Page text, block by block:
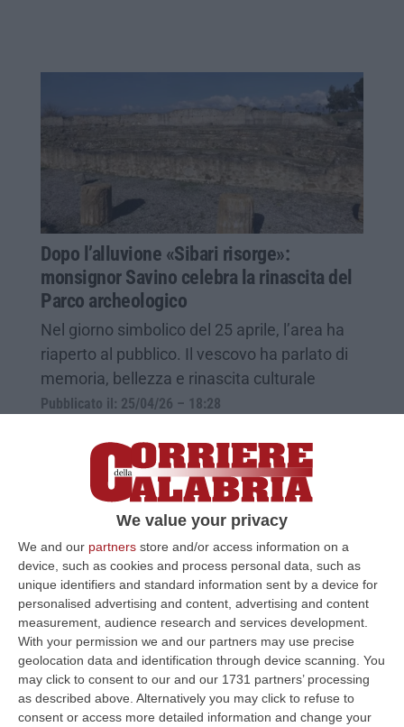
We value your privacy
We and our partners store and/or access information on a
device, such as cookies and process personal data, such as
unique identifiers and standard information sent by a device for
personalised advertising and content, advertising and content
measurement, audience research and services development.
With your permission we and our partners may use precise
geolocation data and identification through device scanning. You
may click to consent to our and our 1731 partners’ processing
as described above. Alternatively you may click to refuse to
consent or access more detailed information and change your
Dopo l’alluvione «Sibari risorge»:
monsignor Savino celebra la rinascita del
Parco archeologico
Nel giorno simbolico del 25 aprile, l’area ha
riaperto al pubblico. Il vescovo ha parlato di
memoria, bellezza e rinascita culturale
Pubblicato il: 25/04/26 – 18:28
Parco archeologico di Sibari, l’area di Casa
Bianca «è completamente invasa
dall’acqua» – VIDEO